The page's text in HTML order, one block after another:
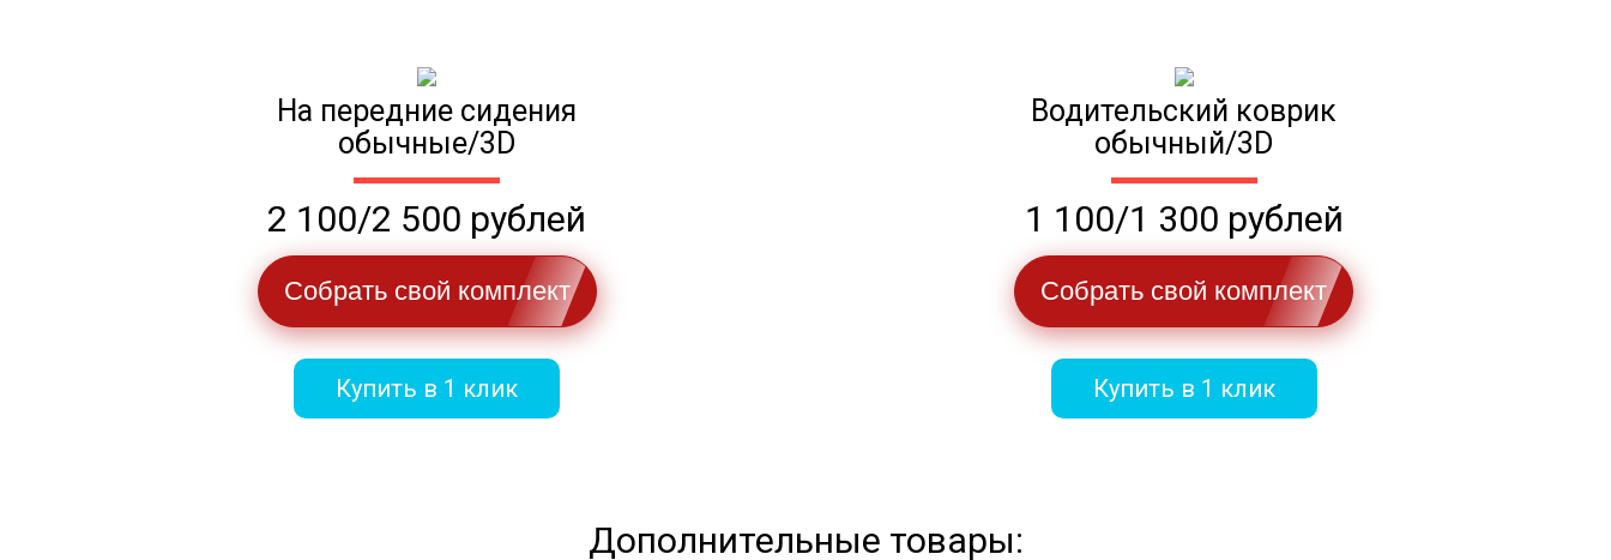
На передние сидения
обычные/3D
2 100/2 500 рублей
Собрать свой комплект
Купить в 1 клик
Водительский коврик
обычный/3D
1 100/1 300 рублей
Собрать свой комплект
Купить в 1 клик
Дополнительные товары: